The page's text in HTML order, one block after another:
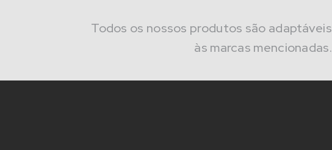
Todos os nossos produtos são adaptáveis
às marcas mencionadas.